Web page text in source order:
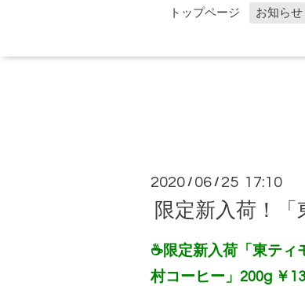
トップページ お知らせ
2020 / 06 / 25 17:10
限定新入荷！
☕限定新入荷「東ティ
村コーヒー」200g ￥